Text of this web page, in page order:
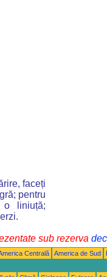
faceți
pentru
o liniuță;
sub rezerva
Centrală America de Sud